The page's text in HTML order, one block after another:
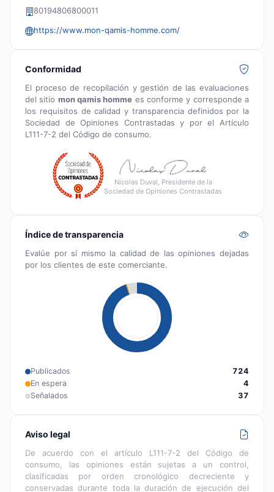
80194806800011
https://www.mon-qamis-homme.com/
Conformidad
El proceso de recopilación y gestión de las evaluaciones
del sitio mon qamis homme es conforme y corresponde a
los requisitos de calidad y transparencia definidos por la
Sociedad de Opiniones Contrastadas y por el Artículo
L111-7-2 del Código de consumo.
Nicolas Duval, Presidente de la
Sociedad de Opiniones Contrastadas
Índice de transparencia
Evalúe por sí mismo la calidad de las opiniones dejadas
por los clientes de este comerciante.
Publicados
724
En espera
4
Señalados
37
Aviso legal
De acuerdo con el artículo L111-7-2 del Código de
consumo, las opiniones están sujetas a un control,
clasificadas por orden cronológico decreciente y
conservadas durante toda la duración de ejecución del